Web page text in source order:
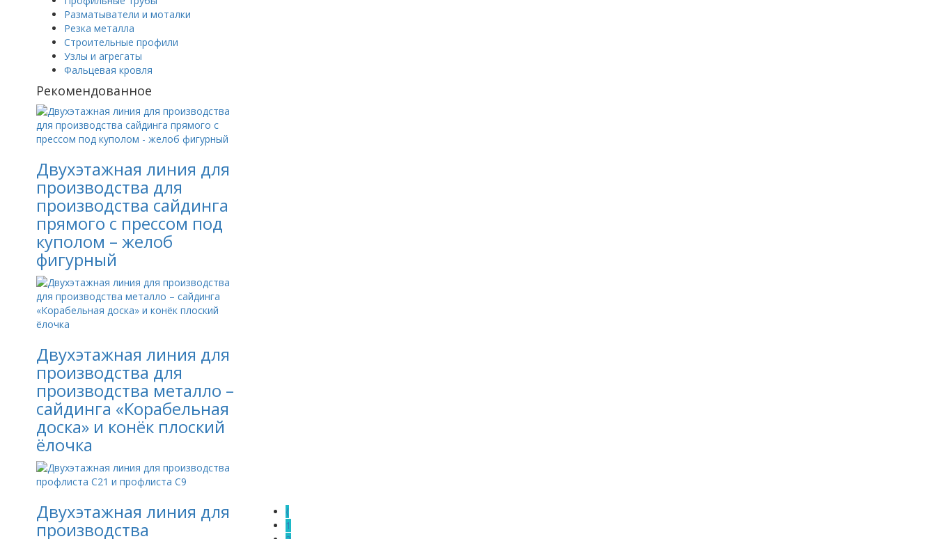
⟨
1
Разматыватели и моталки
Резка металла
Строительные профили
Узлы и агрегаты
Фальцевая кровля
Рекомендованное
Двухэтажная линия для
производства для
производства сайдинга
прямого с прессом под
куполом – желоб
фигурный
Двухэтажная линия для
производства для
производства металло –
сайдинга «Корабельная
доска» и конёк плоский
ёлочка
Двухэтажная линия для
производства